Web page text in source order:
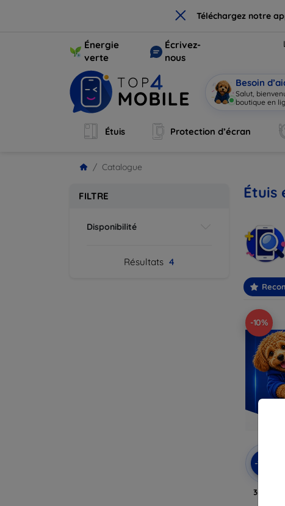
× Téléchargez notre
Énergie
verte
Écrivez-
nous
Besoin
Salut,
boutique en
Étuis Protection d’écran
Catalogue
FILTRE
Disponibilité
Résultats 4
Étuis
-10%
-10%
3mk